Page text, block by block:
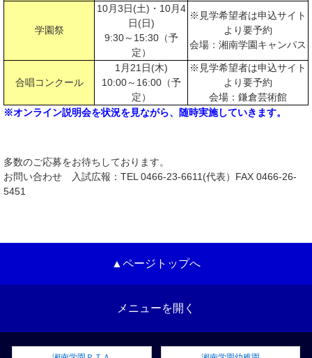
学園祭
10月3日(土)・10月4
日(日)
9:30～15:30（予
定）
※見学希望者は申込サイト
より要予約
会場：湘南学園キャンパス
合唱コンクール
1月21日(木)
10:00～16:00（予
定）
※見学希望者は申込サイト
より要予約
会場：鎌倉芸術館
※オンライン説明会を状況を見ながら、随時実施していきます。
多数のご応募をお待ちしております。
お問い合わせ 入試広報：TEL 0466-23-6611(代表）FAX 0466-26-
5451
▲ページトップへ
メニューを開く